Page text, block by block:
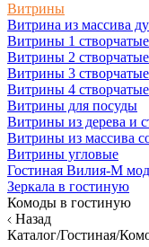
Витрины
Витрина из массива
Витрины 1 створчатые
Витрины 2 створчатые
Витрины 3 створчатые
Витрины 4 створчатые
Витрины для посуды
Витрины из дерева и
Витрины из массива
Витрины угловые
Гостиная Вилия-М
Зеркала в гостиную
Комоды в гостиную
Назад
Каталог/Гостиная/